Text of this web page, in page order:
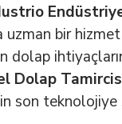
uzman bir
dolap
Dolap
son teknolojiye